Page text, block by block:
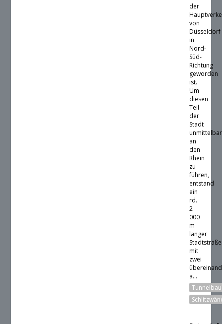
der
von
Düsseldorf
in
Nord-
Süd-
Richtung
geworden
ist.
Um
diesen
Teil
der
Stadt
unmittelbar
an
den
Rhein
zu
führen,
entstand
ein
rd.
2
000
m
langer
mit
zwei
a...
Tunnelbau